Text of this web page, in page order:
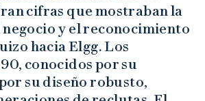
cifras que mostraban la
y el reconocimiento
hacia Elgg. Los
conocidos por su
su diseño robusto,